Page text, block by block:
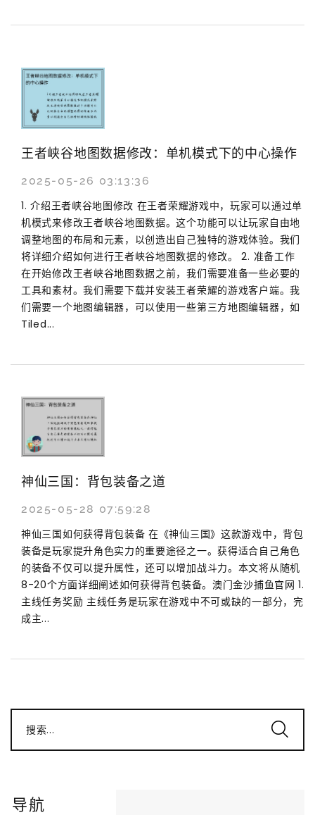
王者峡谷地图数据修改：单机模式下的中心操作
2025-05-26 03:13:36
1. 介绍王者峡谷地图修改 在王者荣耀游戏中，玩家可以通过单
机模式来修改王者峡谷地图数据。这个功能可以让玩家自由地
调整地图的布局和元素，以创造出自己独特的游戏体验。我们
将详细介绍如何进行王者峡谷地图数据的修改。 2. 准备工作
在开始修改王者峡谷地图数据之前，我们需要准备一些必要的
工具和素材。我们需要下载并安装王者荣耀的游戏客户端。我
们需要一个地图编辑器，可以使用一些第三方地图编辑器，如
Tiled...
神仙三国：背包装备之道
2025-05-28 07:59:28
神仙三国如何获得背包装备 在《神仙三国》这款游戏中，背包
装备是玩家提升角色实力的重要途径之一。获得适合自己角色
的装备不仅可以提升属性，还可以增加战斗力。本文将从随机
8-20个方面详细阐述如何获得背包装备。澳门金沙捕鱼官网 1.
主线任务奖励 主线任务是玩家在游戏中不可或缺的一部分，完
成主...
搜索...
导航